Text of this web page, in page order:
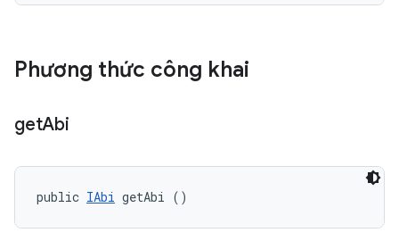
Phương thức công khai
getAbi
public IAbi getAbi ()